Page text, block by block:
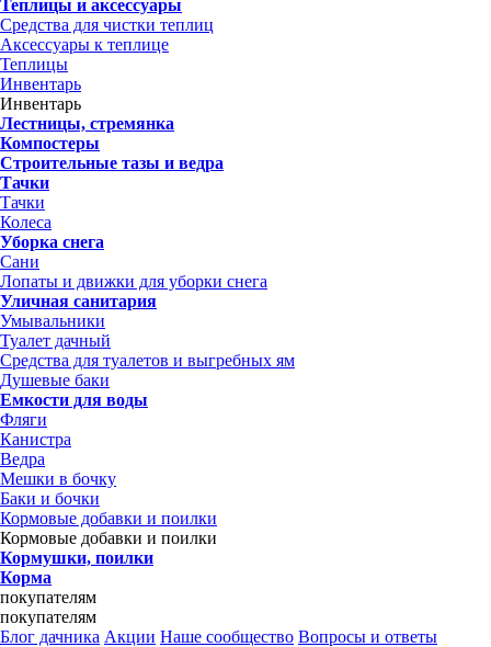
Теплицы и аксессуары
Средства для чистки теплиц
Аксессуары к теплице
Теплицы
Инвентарь
Инвентарь
Лестницы, стремянка
Компостеры
Строительные тазы и ведра
Тачки
Тачки
Колеса
Уборка снега
Сани
Лопаты и движки для уборки снега
Уличная санитария
Умывальники
Туалет дачный
Средства для туалетов и выгребных ям
Душевые баки
Емкости для воды
Фляги
Канистра
Ведра
Мешки в бочку
Баки и бочки
Кормовые добавки и поилки
Кормовые добавки и поилки
Кормушки, поилки
Корма
покупателям
покупателям
Блог дачника Акции Наше сообщество Вопросы и ответы